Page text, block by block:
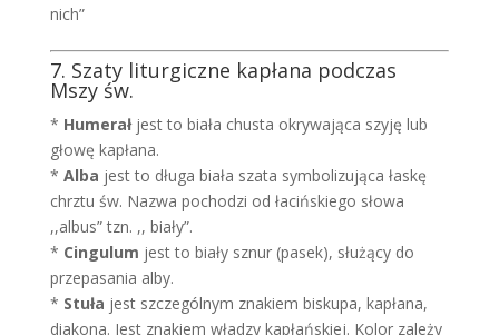
nich”
7. Szaty liturgiczne kapłana podczas
Mszy św.
* Humerałjest to biała chusta okrywająca szyję lub
głowę kapłana.
* Alba jest to długa biała szata symbolizująca łaskę
chrztu św. Nazwa pochodzi od łacińskiego słowa
,,albus” tzn. ,, biały”.
* Cingulum jest to biały sznur (pasek), służący do
przepasania alby.
* Stuła jest szczególnym znakiem biskupa, kapłana,
diakona. Jest znakiem władzy kapłańskiej. Kolor zależy